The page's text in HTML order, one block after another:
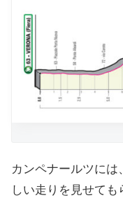
カンペナールツに
しい走りを見せても